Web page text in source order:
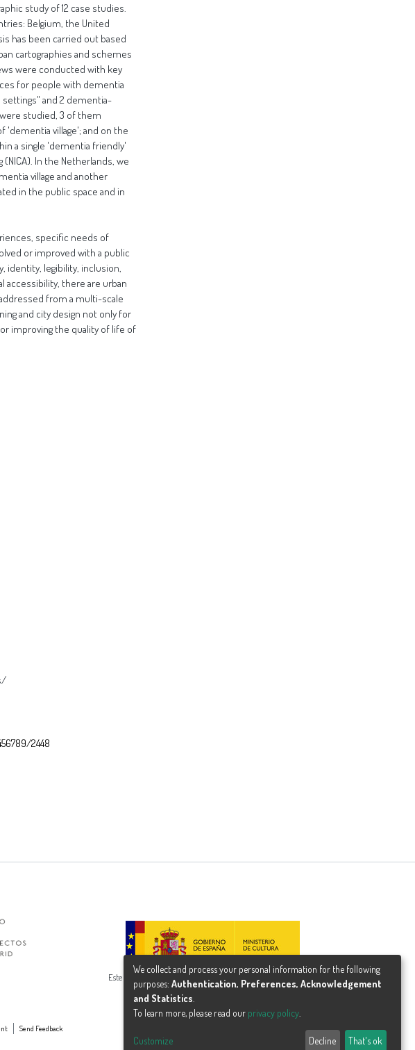
study of 12 case studies.
Belgium, the United
has been carried out based
cartographies and schemes
were conducted with key
for people with dementia
and 2 dementia-
studied, 3 of them
village'; and on the
a single 'dementia friendly'
In the Netherlands, we
village and another
in the public space and in
specific needs of
or improved with a public
identity, legibility, inclusion,
accessibility, there are urban
from a multi-scale
and city design not only for
improving the quality of life of
2448
Este proyecto ha recibido una ayuda del Ministerio de Cultura
Send Feedback
We collect and process your personal information for the following
purposes: Authentication, Preferences, Acknowledgement
and Statistics
To learn more, please read our privacy policy
Customize Decline That's ok